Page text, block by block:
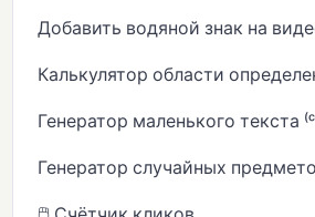
Добавить водяной знак на
Калькулятор области
Генератор маленького текста
Генератор случайных